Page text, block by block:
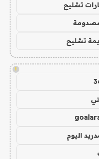
تشليح
تشليح
!
اليوم